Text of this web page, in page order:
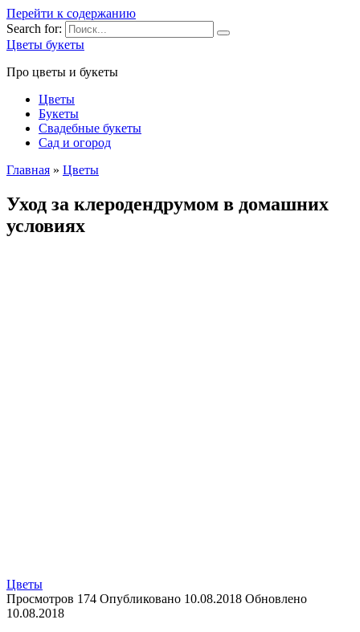
Перейти к содержанию
Search for:
Цветы букеты
Про цветы и букеты
Цветы
Букеты
Свадебные букеты
Сад и огород
Главная » Цветы
Уход за клеродендрумом в домашних
условиях
Цветы
Просмотров 174 Опубликовано 10.08.2018 Обновлено
10.08.2018